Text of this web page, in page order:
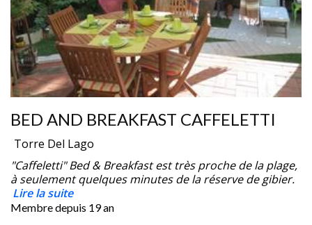
BED AND BREAKFAST CAFFELETTI
Torre Del Lago
"Caffeletti" Bed & Breakfast est très proche de la plage,
à seulement quelques minutes de la réserve de gibier.
Lire la suite
Membre depuis 19 an